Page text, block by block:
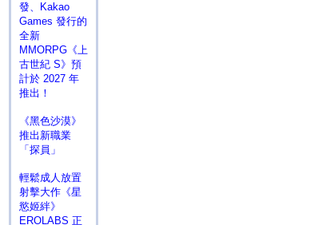
發、Kakao
Games 發行的
全新
MMORPG《上
古世紀 S》預
計於 2027 年
推出！
《黑色沙漠》
推出新職業
「探員」
輕鬆成人放置
射擊大作《星
慾姬絆》
EROLABS 正